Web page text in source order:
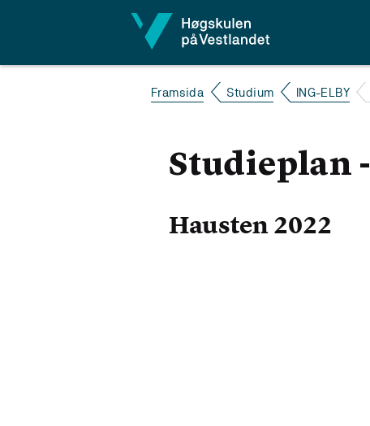
Framsida Studium ING-ELBY
Studieplan -
Hausten 2022